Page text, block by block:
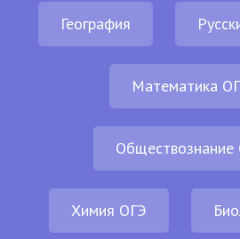
География
Математика
Обществознание
Химия ОГЭ